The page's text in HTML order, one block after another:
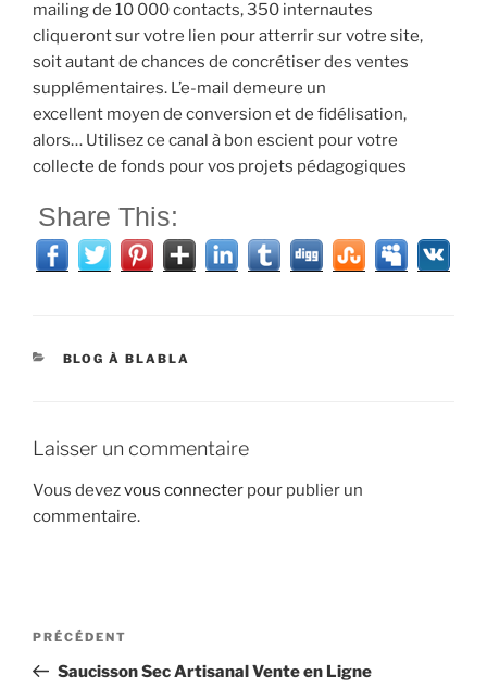
mailing de 10 000 contacts, 350 internautes
cliqueront sur votre lien pour atterrir sur votre site,
soit autant de chances de concrétiser des ventes
supplémentaires. L’e-mail demeure un
excellent moyen de conversion et de fidélisation,
alors… Utilisez ce canal à bon escient pour votre
collecte de fonds pour vos projets pédagogiques
Share This:
CATÉGORIES
BLOG À BLABLA
Laisser un commentaire
Vous devezvous connecter pour publier un
commentaire.
Navigation
l’article
Article
précédent
PRÉCÉDENT
Saucisson Sec Artisanal Vente en Ligne